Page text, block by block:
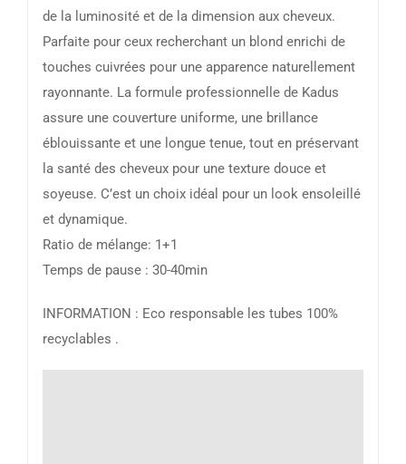
de la luminosité et de la dimension aux cheveux.
Parfaite pour ceux recherchant un blond enrichi de
touches cuivrées pour une apparence naturellement
rayonnante. La formule professionnelle de Kadus
assure une couverture uniforme, une brillance
éblouissante et une longue tenue, tout en préservant
la santé des cheveux pour une texture douce et
soyeuse. C’est un choix idéal pour un look ensoleillé
et dynamique.
Ratio de mélange: 1+1
Temps de pause : 30-40min
INFORMATION : Eco responsable les tubes 100%
recyclables .